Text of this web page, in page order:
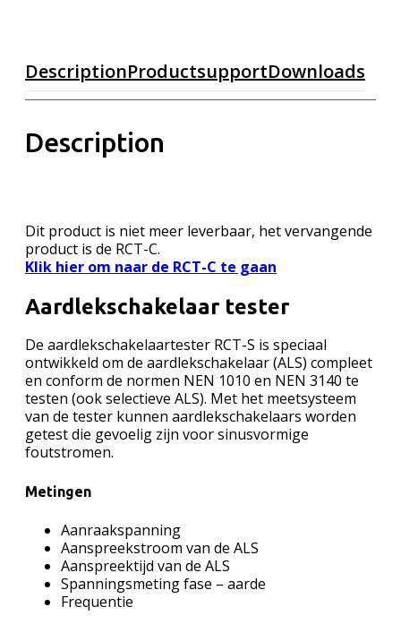
DescriptionProductsupportDownloads
Description
Dit product is niet meer leverbaar, het vervangende
product is de RCT-C.
Klik hier om naar de RCT-C te gaan
Aardlekschakelaar tester
De aardlekschakelaartester RCT-S is speciaal
ontwikkeld om de aardlekschakelaar (ALS) compleet
en conform de normen NEN 1010 en NEN 3140 te
testen (ook selectieve ALS). Met het meetsysteem
van de tester kunnen aardlekschakelaars worden
getest die gevoelig zijn voor sinusvormige
foutstromen.
Metingen
Aanraakspanning
Aanspreekstroom van de ALS
Aanspreektijd van de ALS
Spanningsmeting fase – aarde
Frequentie